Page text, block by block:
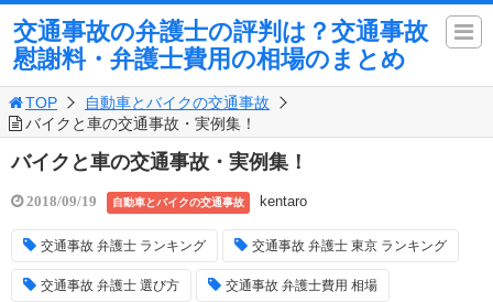
交通事故の弁護士の評判は？交通事故
慰謝料・弁護士費用の相場のまとめ
TOP
自動車とバイクの交通事故
バイクと車の交通事故・実例集！
バイクと車の交通事故・実例集！
2018/09/19 自動車とバイクの交通事故 kentaro
交通事故 弁護士 ランキング 交通事故 弁護士 東京 ランキング
交通事故 弁護士 選び方 交通事故 弁護士費用 相場